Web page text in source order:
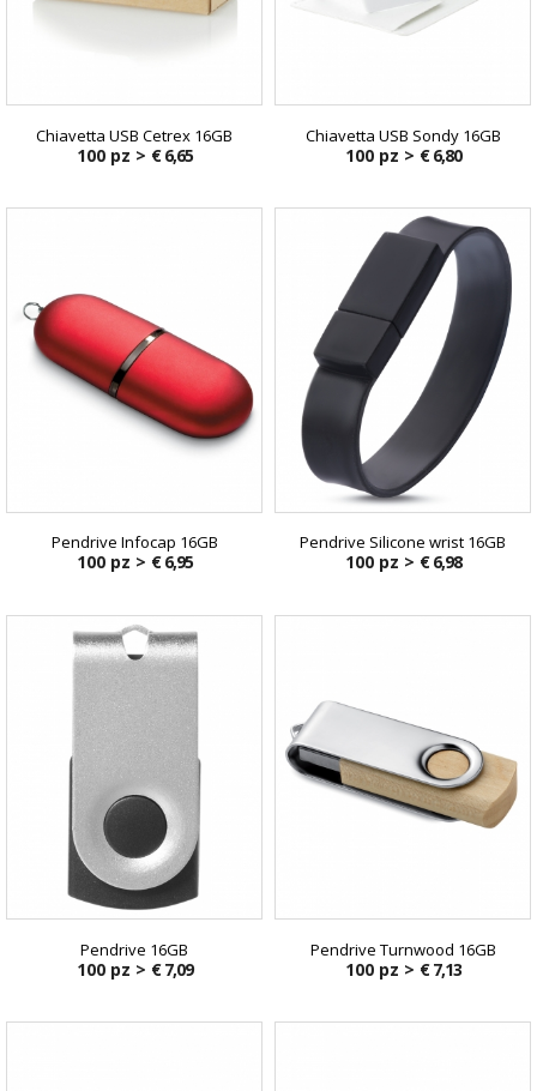
Chiavetta USB Cetrex 16GB
100 pz > € 6,65
Chiavetta USB Sondy 16GB
100 pz > € 6,80
Pendrive Infocap 16GB
100 pz > € 6,95
Pendrive Silicone wrist 16GB
100 pz > € 6,98
Pendrive 16GB
100 pz > € 7,09
Pendrive Turnwood 16GB
100 pz > € 7,13